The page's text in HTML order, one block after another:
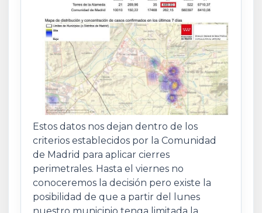
Estos datos nos dejan dentro de los
criterios establecidos por la Comunidad
de Madrid para aplicar cierres
perimetrales. Hasta el viernes no
conoceremos la decisión pero existe la
posibilidad de que a partir del lunes